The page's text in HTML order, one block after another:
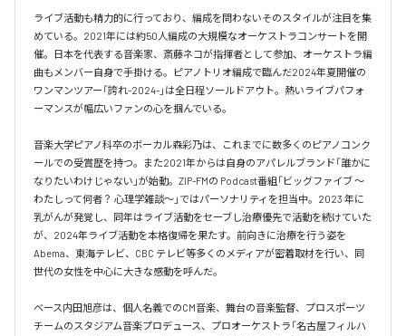
ライブ活動も精力的に行っており、編成を問わないそのスタイルが注目を集
めている。2021年には約50人編成の大規模なオーケストラコンサートを開
催。日本を代表する音楽家、斎藤ネコが指揮者として参加、オーケストラ編
曲もメンバー自身で手掛ける。ピアノトリオ編成で臨んだ2024年夏開催の
ワンマンツアー「誇れ-2024-」は全日程ソールドアウト。熱いライブパフォ
ーマンスが幅広いファンの心を掴んでいる。
音楽大学ピアノ科卒のボーカル森彩乃は、これまでに数多くのピアノコンク
ールでの受賞歴を持つ。また2021年からは自身のアパレルブランド「誰かに
なりたいわけじゃない」が始動。ZIP-FMの Podcast番組「ビッグファイブ 〜
わたしって何者？ 心理学雑談〜」ではパーソナリティを担当中。2023 年に
乳がんが発覚し、同年はライブ活動をセーブし治療優先で活動を続けていた
が、2024年ライブ活動を本格復帰を果たす。前向きに治療を行う姿を
Abema、東海テレビ、CBC テレビ等多くのメディアが密着取材を行い、同
世代の女性を中心に大きな感動を呼んだ。
ベース内田旭彦は、個人名義でのCM音楽、舞台の音楽監督、プロスポーツ
チームのスタジアム音楽プロデュース、プロオーケストラ「名古屋フィルハ